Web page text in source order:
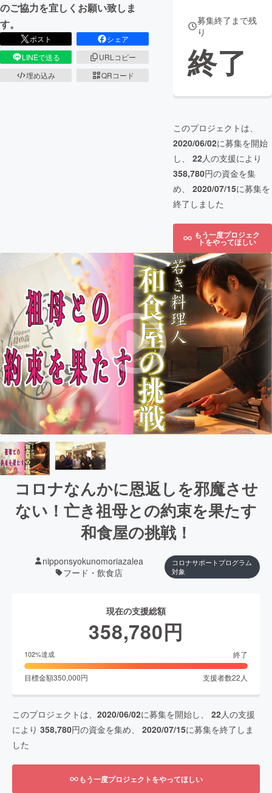
のご協力を宜しくお願い致しま
す。
ポスト
シェア
LINEで送る
URLコピー
埋め込み
QRコード
募集終了まで残
り
終了
このプロジェクトは、
2020/06/02に募集を開始
し、 22人の支援により
358,780円の資金を集
め、 2020/07/15に募集を
終了しました
もう一度プロジェク
トをやってほしい
コロナなんかに恩返しを邪魔させ
ない！亡き祖母との約束を果たす
和食屋の挑戦！
nipponsyokunomoriazalea
フード・飲食店
コロナサポートプログラム
対象
現在の支援総額
358,780円
102%達成 終了
目標金額350,000円 支援者数22 人
このプロジェクトは、 2020/06/02に募集を開始し、 22人の支援
により 358,780円の資金を集め、 2020/07/15に募集を終了しま
した
もう一度プロジェクトをやってほしい